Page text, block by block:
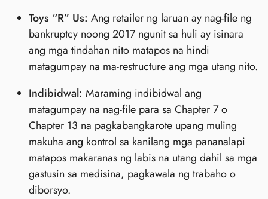
Toys “R” Us: Ang retailer ng laruan ay nag-file ng
bankruptcy noong 2017 ngunit sa huli ay isinara
ang mga tindahan nito matapos na hindi
matagumpay na ma-restructure ang mga utang nito.
Indibidwal: Maraming indibidwal ang
matagumpay na nag-file para sa Chapter 7 o
Chapter 13 na pagkabangkarote upang muling
makuha ang kontrol sa kanilang mga pananalapi
matapos makaranas ng labis na utang dahil sa mga
gastusin sa medisina, pagkawala ng trabaho o
diborsyo.